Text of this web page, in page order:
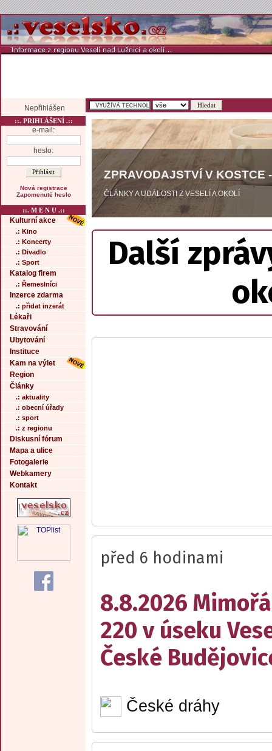
Nepřihlášen
::. PRIHLÁŠENÍ .::
e-mail:
heslo:
Nová registrace
Zapomenuté heslo
::. M E N U .::
Kulturní akce
.: Kino
.: Koncerty
.: Divadlo
.: Sport
Katalog firem
.: Řemeslníci
Inzerce zdarma
.: přidat inzerát
Lékaři
Stravování
Ubytování
Instituce
Kam na výlet
Region
Články
.: aktuality
.: obecní úřady
.: sport
.: z regionu
Diskusní fórum
Mapa a ulice
Fotogalerie
Webkamery
Kontakt
ZPRAVODAJSTVÍ V KOSTCE
ČLÁNKY A UDÁLOSTI Z VESELÍ A OKOLÍ
Další
před 6 hodinami
8.8.2026
220 v úseku
České
České dráhy